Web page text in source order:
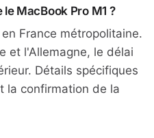
MacBook Pro M1 ?
France métropolitaine.
et l'Allemagne, le délai
Détails spécifiques
la confirmation de la